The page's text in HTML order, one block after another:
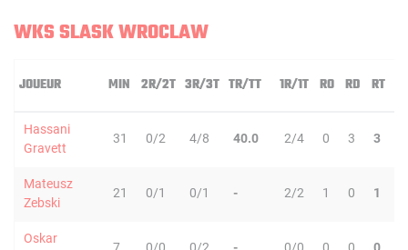
WKS SLASK WROCLAW
JOUEUR MIN 2R/2T 3R/3T TR/TT 1R/1T RO RD RT
Hassani
Gravett
31 0/2 4/8 40.0 2/4 0 3 3
Mateusz
Zebski
21 0/1 0/1 - 2/2 1 0 1
Oskar